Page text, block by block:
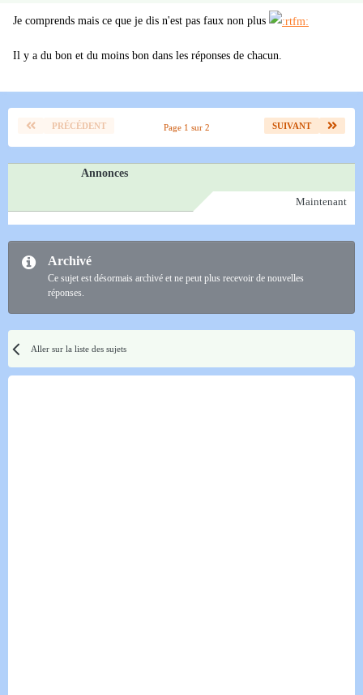
Je comprends mais ce que je dis n'est pas faux non plus
Il y a du bon et du moins bon dans les réponses de chacun.
PRÉCÉDENT SUIVANT
Page 1 sur 2
Annonces
Maintenant
Archivé
Ce sujet est désormais archivé et ne peut plus recevoir de nouvelles
réponses.
Aller sur la liste des sujets